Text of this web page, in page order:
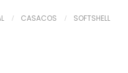
CASACOS SOFTSHELL